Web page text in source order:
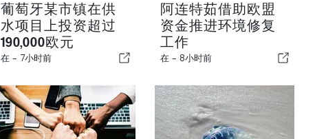
葡萄牙某市镇在供
水项目上投资超过
190,000欧元
在 - 7小时前
阿连特茹借助欧盟
资金推进环境修复
工作
在 - 8小时前